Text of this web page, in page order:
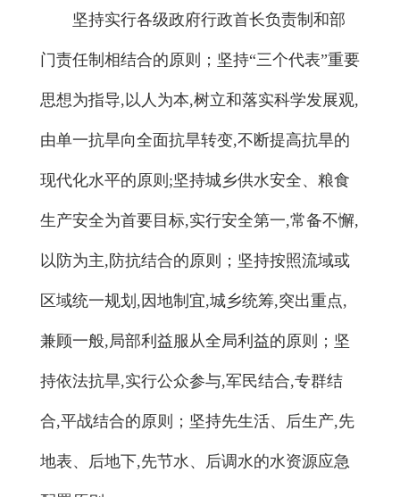
坚持实行各级政府行政首长负责制和部
门责任制相结合的原则；坚持“三个代表”重要
思想为指导,以人为本,树立和落实科学发展观,
由单一抗旱向全面抗旱转变,不断提高抗旱的
现代化水平的原则;坚持城乡供水安全、粮食
生产安全为首要目标,实行安全第一,常备不懈,
以防为主,防抗结合的原则；坚持按照流域或
区域统一规划,因地制宜,城乡统筹,突出重点,
兼顾一般,局部利益服从全局利益的原则；坚
持依法抗旱,实行公众参与,军民结合,专群结
合,平战结合的原则；坚持先生活、后生产,先
地表、后地下,先节水、后调水的水资源应急